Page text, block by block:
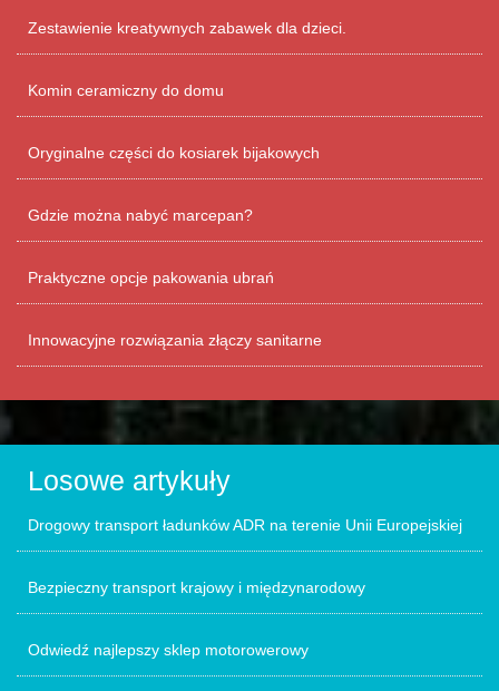
Zestawienie kreatywnych zabawek dla dzieci.
Komin ceramiczny do domu
Oryginalne części do kosiarek bijakowych
Gdzie można nabyć marcepan?
Praktyczne opcje pakowania ubrań
Innowacyjne rozwiązania złączy sanitarne
Losowe artykuły
Drogowy transport ładunków ADR na terenie Unii Europejskiej
Bezpieczny transport krajowy i międzynarodowy
Odwiedź najlepszy sklep motorowerowy